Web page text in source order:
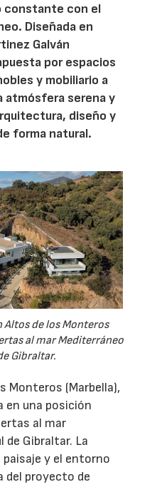
constante con el
Diseñada en
Galván
por espacios
y mobiliario a
atmósfera serena y
diseño y
forma natural.
Altos de los Monteros
al mar Mediterráneo
Gibraltar.
Monteros (Marbella),
en una posición
al mar
de Gibraltar. La
y el entorno
del proyecto de